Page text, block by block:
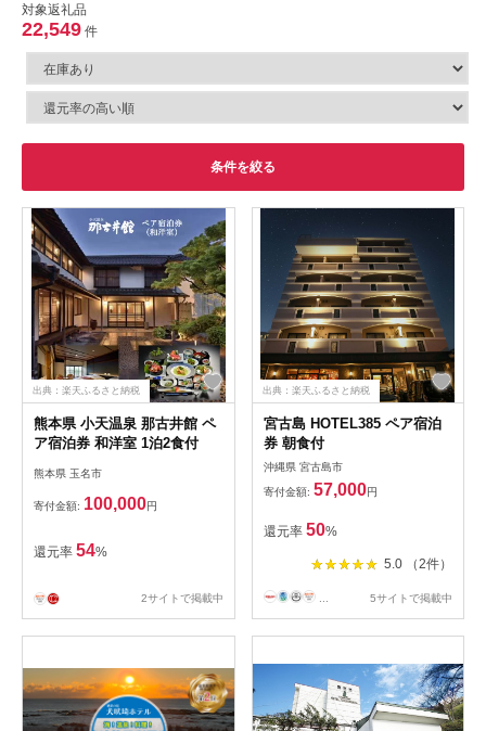
対象返礼品
22,549 件
条件を絞る
出典：楽天ふるさと納税
熊本県 小天温泉 那古井館 ペ
ア宿泊券 和洋室 1泊2食付
熊本県 玉名市
寄付金額: 100,000円
還元率 54%
2サイトで掲載中
出典：楽天ふるさと納税
宮古島 HOTEL385 ペア宿泊
券 朝食付
沖縄県 宮古島市
寄付金額: 57,000円
還元率 50%
5.0 （2件）
5サイトで掲載中